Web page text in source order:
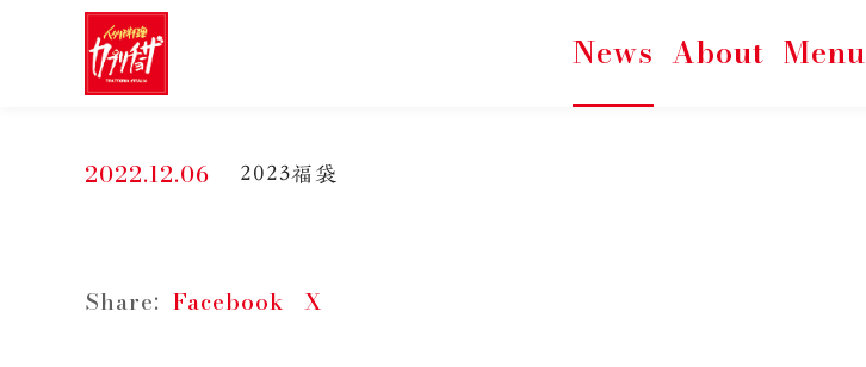
News About Menu
2022.12.06 2023福袋
Share: Facebook X